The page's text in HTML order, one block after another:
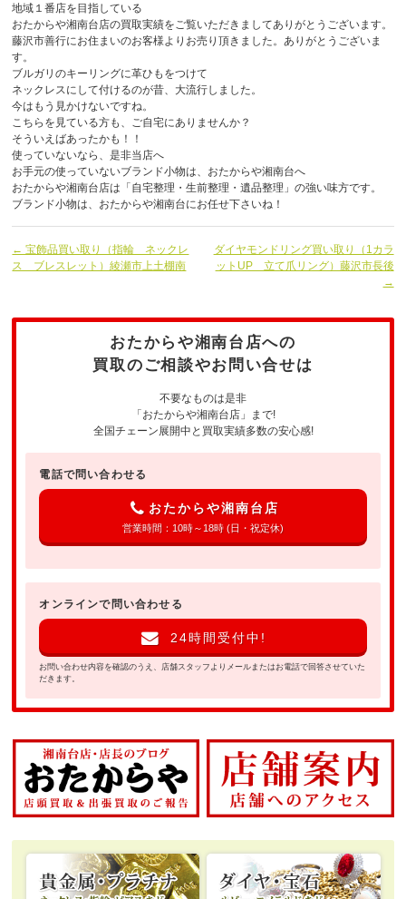
地域１番店を目指している
おたからや湘南台店の買取実績をご覧いただきましてありがとうございます。
藤沢市善行にお住まいのお客様よりお売り頂きました。ありがとうございま
す。
ブルガリのキーリングに革ひもをつけて
ネックレスにして付けるのが昔、大流行しました。
今はもう見かけないですね。
こちらを見ている方も、ご自宅にありませんか？
そういえばあったかも！！
使っていないなら、是非当店へ
お手元の使っていないブランド小物は、おたからや湘南台へ
おたからや湘南台店は「自宅整理・生前整理・遺品整理」の強い味方です。
ブランド小物は、おたからや湘南台にお任せ下さいね！
← 宝飾品買い取り（指輪 ネックレ
ス ブレスレット）綾瀬市上土棚南
ダイヤモンドリング買い取り（1カラ
ットUP 立て爪リング）藤沢市長後
→
おたからや湘南台店への
買取のご相談やお問い合せは
不要なものは是非
「おたからや湘南台店」まで!
全国チェーン展開中と買取実績多数の安心感!
電話で問い合わせる
おたからや湘南台店
営業時間：10時～18時 (日・祝定休)
オンラインで問い合わせる
24時間受付中!
お問い合わせ内容を確認のうえ、店舗スタッフよりメールまたはお電話で回答させていた
だきます。